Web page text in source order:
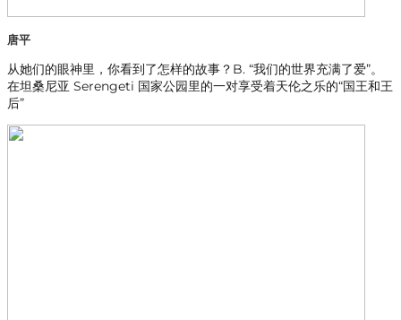
唐平
从她们的眼神里，你看到了怎样的故事？B. “我们的世界充满了爱”。
在坦桑尼亚 Serengeti 国家公园里的一对享受着天伦之乐的“国王和王
后”